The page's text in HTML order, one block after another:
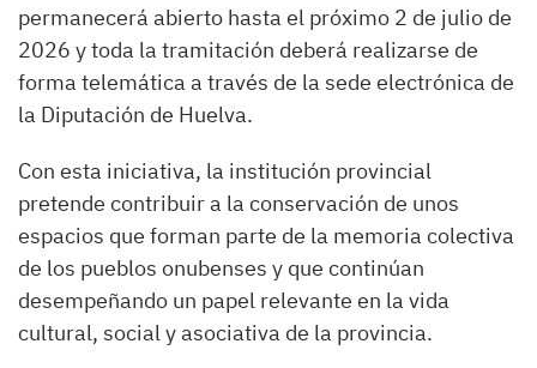
permanecerá abierto hasta el próximo 2 de julio de
2026 y toda la tramitación deberá realizarse de
forma telemática a través de la sede electrónica de
la Diputación de Huelva.
Con esta iniciativa, la institución provincial
pretende contribuir a la conservación de unos
espacios que forman parte de la memoria colectiva
de los pueblos onubenses y que continúan
desempeñando un papel relevante en la vida
cultural, social y asociativa de la provincia.